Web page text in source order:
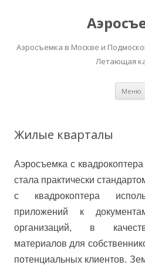
Аэросъемка в Москве и
Летающая
Меню
Жилые кварталы
Аэросъемка с
стала практически
с квадрокоптера
приложений к
организаций, в
материалов для
потенциальных клиентов.